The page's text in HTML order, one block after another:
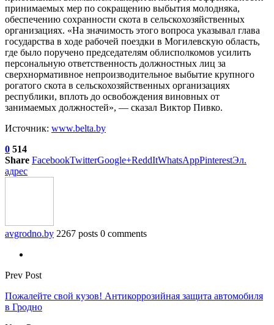
принимаемых мер по сокращению выбытия молодняка,
обеспечению сохранности скота в сельскохозяйственных
организациях. «На значимость этого вопроса указывал глава
государства в ходе рабочей поездки в Могилевскую область,
где было поручено председателям облисполкомов усилить
персональную ответственность должностных лиц за
сверхнормативное непроизводительное выбытие крупного
рогатого скота в сельскохозяйственных организациях
республики, вплоть до освобождения виновных от
занимаемых должностей», — сказал Виктор Пивко.
Источник: www.belta.by
0 514
Share FacebookTwitterGoogle+ReddItWhatsAppPinterestЭл.
адрес
avgrodno.by 2267 posts 0 comments
Prev Post
Пожалейте свой кузов! Антикоррозийная защита автомобиля
в Гродно